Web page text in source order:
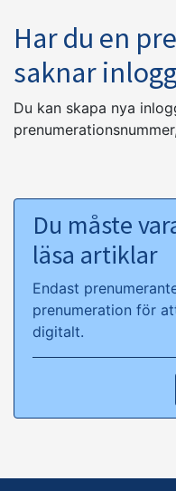
Har du en
saknar
Du kan skapa nya
prenumerationsnummer,
Du måste
läsa artiklar
Endast
prenumeration för
digitalt.